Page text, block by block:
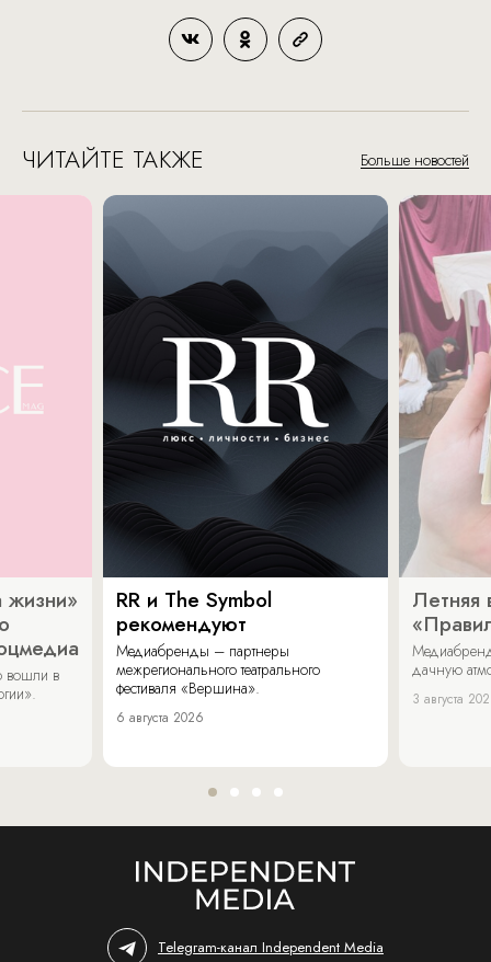
ЧИТАЙТЕ ТАКЖЕ Больше новостей
жизни»
вошли в
RR и The Symbol
рекомендуют
Медиабренды – партнеры
межрегионального театрального
фестиваля «Вершина».
6 августа 2026
Летняя
дачную
3 августа
Telegram-канал Independent Media